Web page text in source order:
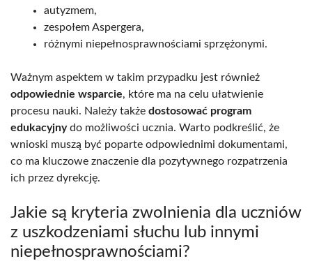
autyzmem,
zespołem Aspergera,
różnymi niepełnosprawnościami sprzężonymi.
Ważnym aspektem w takim przypadku jest również
odpowiednie wsparcie, które ma na celu ułatwienie
procesu nauki. Należy także dostosować program
edukacyjnydo możliwości ucznia. Warto podkreślić, że
wnioski muszą być poparte odpowiednimi dokumentami,
co ma kluczowe znaczenie dla pozytywnego rozpatrzenia
ich przez dyrekcję.
Jakie są kryteria zwolnienia dla uczniów
z uszkodzeniami słuchu lub innymi
niepełnosprawnościami?